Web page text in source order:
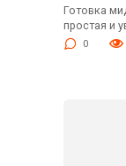
Готовка
простая и
0